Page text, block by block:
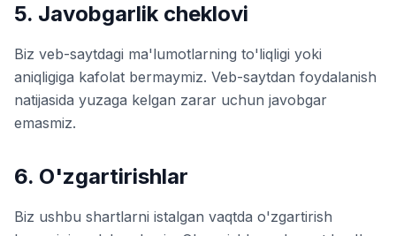
5. Javobgarlik cheklovi
Biz veb-saytdagi ma'lumotlarning to'liqligi yoki
aniqligiga kafolat bermaymiz. Veb-saytdan foydalanish
natijasida yuzaga kelgan zarar uchun javobgar
emasmiz.
6. O'zgartirishlar
Biz ushbu shartlarni istalgan vaqtda o'zgartirish